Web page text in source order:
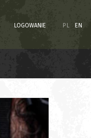
LOGOWANIE PL EN